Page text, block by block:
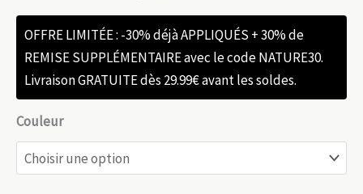
OFFRE LIMITÉE : -30% déjà APPLIQUÉS + 30% de
REMISE SUPPLÉMENTAIRE avec le code NATURE30.
Livraison GRATUITE dès 29.99€ avant les soldes.
Couleur